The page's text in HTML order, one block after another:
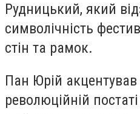
Рудницький, який
символічність
стін та рамок.
Пан Юрій акцентував
революційній